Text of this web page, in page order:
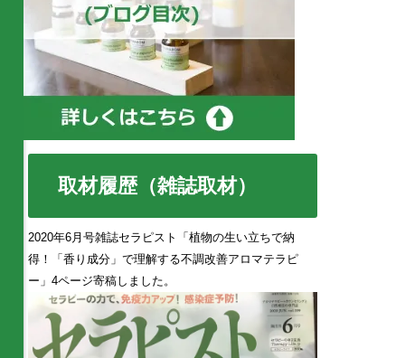
取材履歴（雑誌取材）
2020年6月号雑誌セラピスト「植物の生い立ちで納
得！「香り成分」で理解する不調改善アロマテラピ
ー」4ページ寄稿しました。